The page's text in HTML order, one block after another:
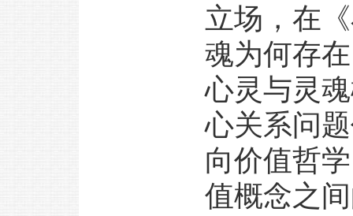
立场，在
魂为何存
心灵与灵
心关系问
向价值哲
值概念之